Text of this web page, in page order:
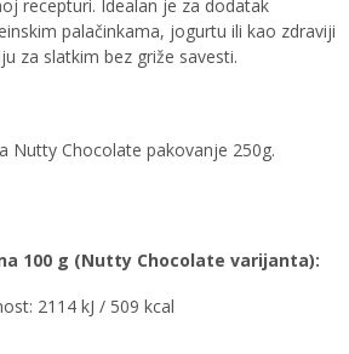
recepturi. Idealan je za dodatak
palačinkama, jogurtu ili kao zdraviji
za slatkim bez griže savesti.
Nutty Chocolate pakovanje 250g.
100 g (Nutty Chocolate varijanta):
2114 kJ / 509 kcal